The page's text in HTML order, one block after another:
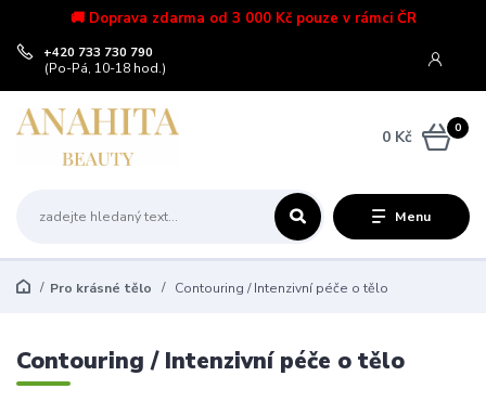
🚚 Doprava zdarma od 3 000 Kč pouze v rámci ČR
Menu
+420 733 730 790
(Po-Pá, 10-18 hod.)
0
0 Kč
Pro krásné tělo Contouring / Intenzivní péče o tělo
Contouring / Intenzivní péče o tělo